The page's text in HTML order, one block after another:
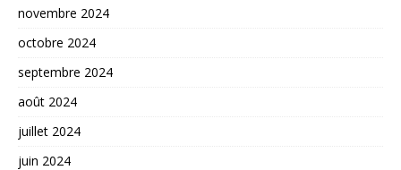
novembre 2024
octobre 2024
septembre 2024
août 2024
juillet 2024
juin 2024